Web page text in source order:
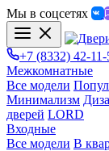
Мы в соцсетях
+7 (8332) 42-11-
Межкомнатные
Все модели
Минимализм
дверей LORD
Входные
Все модели В